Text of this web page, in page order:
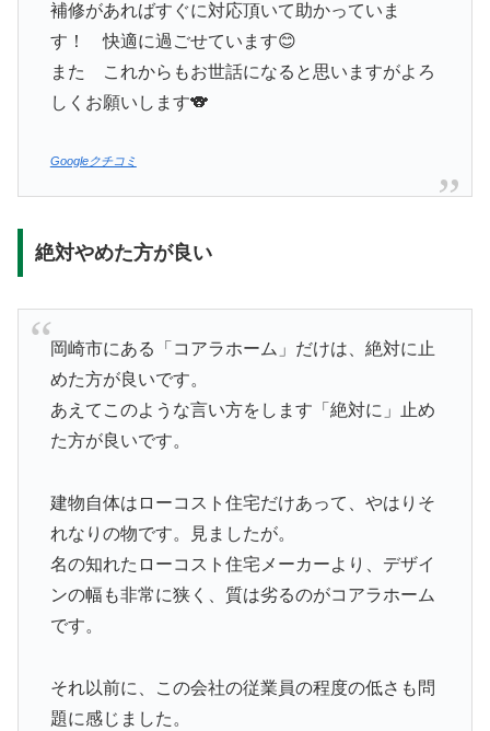
補修があればすぐに対応頂いて助かっていま
す！ 快適に過ごせています😊
また これからもお世話になると思いますがよろ
しくお願いします🐨
Googleクチコミ
絶対やめた方が良い
岡崎市にある「コアラホーム」だけは、絶対に止
めた方が良いです。
あえてこのような言い方をします「絶対に」止め
た方が良いです。
建物自体はローコスト住宅だけあって、やはりそ
れなりの物です。見ましたが。
名の知れたローコスト住宅メーカーより、デザイ
ンの幅も非常に狭く、質は劣るのがコアラホーム
です。
それ以前に、この会社の従業員の程度の低さも問
題に感じました。